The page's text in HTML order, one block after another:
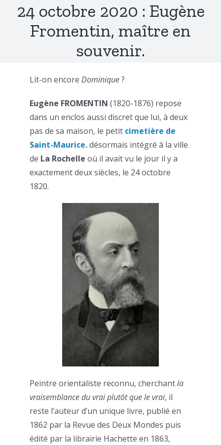
24 octobre 2020 : Eugène
Fromentin, maître en
souvenir.
Lit-on encore Dominique?
Eugène FROMENTIN (1820-1876) repose
dans un enclos aussi discret que lui, à deux
pas de sa maison, le petit cimetière de
Saint-Maurice.désormais intégré à la ville
de La Rochelle où il avait vu le jour il y a
exactement deux siècles, le 24 octobre
1820.
Peintre orientaliste reconnu, cherchantla
vraisemblance du vrai plutôt que le vrai, il
reste l’auteur d’un unique livre, publié en
1862 par la Revue des Deux Mondes puis
édité par la librairie Hachette en 1863,